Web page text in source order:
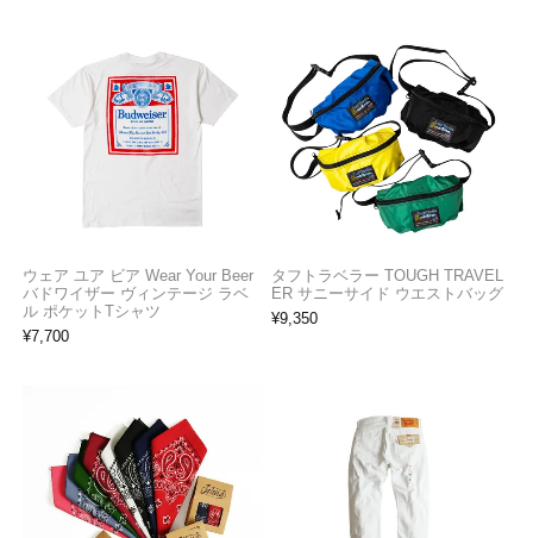
ウェア ユア ビア Wear Your Beer
バドワイザー ヴィンテージ ラベ
ル ポケットTシャツ
¥7,700
タフトラベラー TOUGH TRAVEL
ER サニーサイド ウエストバッグ
¥9,350